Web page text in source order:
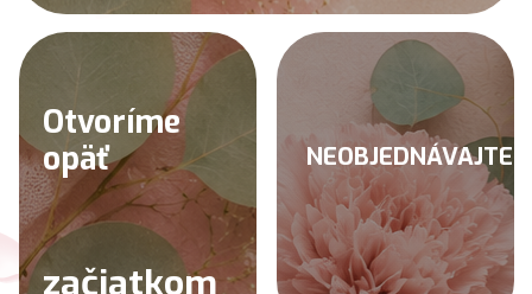
Otvoríme
opäť
začiatkom
NEOBJEDNÁVAJTE